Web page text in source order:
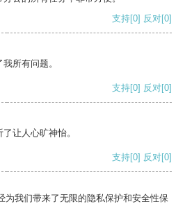
支持[0] 反对[0]
所有问题。
支持[0] 反对[0]
让人心旷神怡。
支持[0] 反对[0]
为我们带来了无限的隐私保护和安全性保